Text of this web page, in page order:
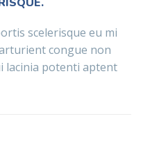
scelerisque eu mi
congue non
lacinia potenti aptent